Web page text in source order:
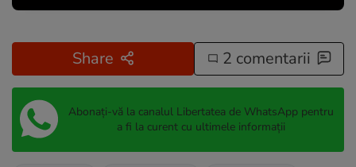
Share 2 comentarii
Abonați-vă la canalul Libertatea de WhatsApp pentru
a fi la curent cu ultimele informații